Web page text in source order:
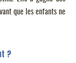
que les enfants ne
?